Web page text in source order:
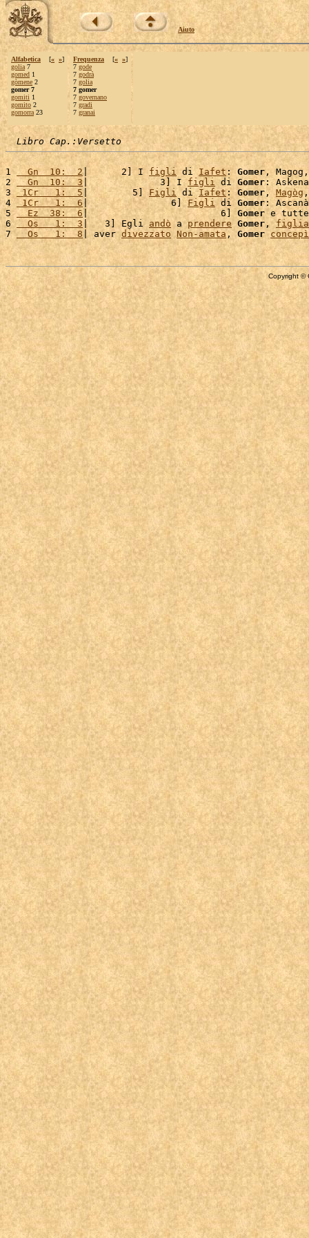
Aiuto
Alfabetica [« »]
golia 7
gomed 1
gòmene 2
gomer 7
gomiti 1
gomito 2
gomorra 23
Frequenza [« »]
7 gode
7 godrà
7 golia
7 gomer
7 governano
7 gradi
7 granai
Libro Cap.:Versetto
1
  Gn  10:  2
|      2] I figli di Iafet : Gomer ,
2
  Gn  10:  3
|             3] I figli di Gomer :
3 1Cr   1:  5 |        5] Figli di Iafet: Gomer , Magòg
4
1Cr   1:  6|               6] Figli di Gomer:
5
  Ez  38:  6
|                        6] Gomer e
6
  Os   1:  3
|   3] Egli andò a prendere Gomer , figlia
7
  Os   1:  8
| aver divezzato Non-amata, Gomer concepì
Copyright ©